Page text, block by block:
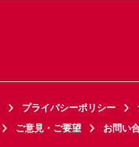
プライバシーポリシー
ご意見・ご要望 お問い